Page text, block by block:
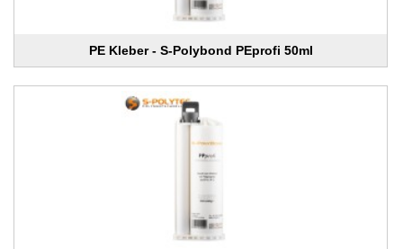
PE Kleber - S-Polybond PEprofi 50ml